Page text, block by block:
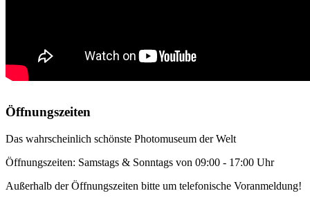
Öffnungszeiten
Das wahrscheinlich schönste Photomuseum der Welt
Öffnungszeiten: Samstags & Sonntags von 09:00 - 17:00 Uhr
Außerhalb der Öffnungszeiten bitte um telefonische Voranmeldung!